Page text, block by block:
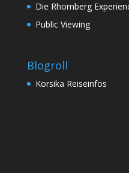
Die Rhomberg
Public Viewing
Blogroll
Korsika Reiseinfos